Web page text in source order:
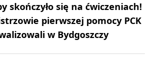
skończyło się na ćwiczeniach!
pierwszej pomocy PCK
w Bydgoszczy